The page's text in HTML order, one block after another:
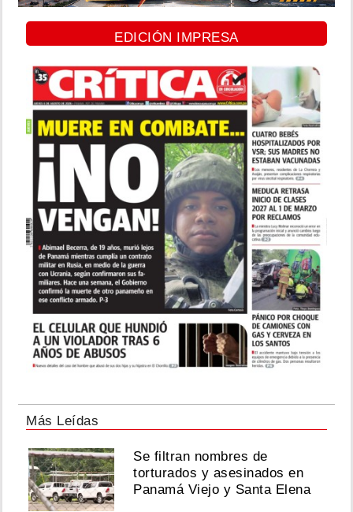
EDICIÓN IMPRESA
Más Leídas
Se filtran nombres de
torturados y asesinados en
Panamá Viejo y Santa Elena